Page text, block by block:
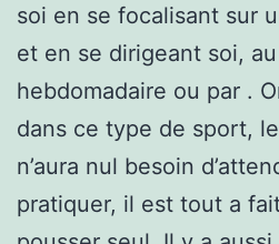
soi en se focalisant sur
et en se dirigeant soi,
hebdomadaire ou par .
dans ce type de sport,
n’aura nul besoin
pratiquer, il est tout a